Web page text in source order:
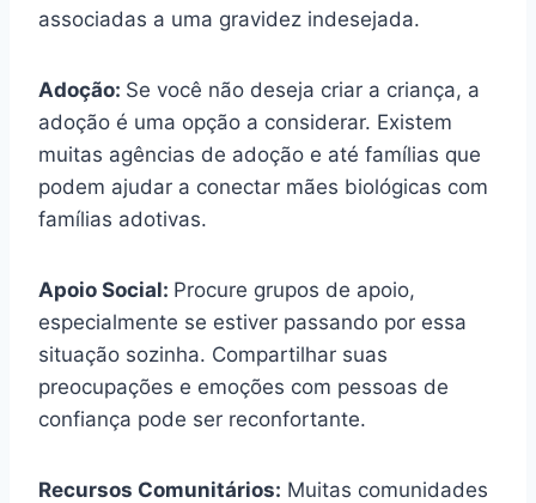
associadas a uma gravidez indesejada.
Adoção: Se você não deseja criar a criança, a
adoção é uma opção a considerar. Existem
muitas agências de adoção e até famílias que
podem ajudar a conectar mães biológicas com
famílias adotivas.
Apoio Social: Procure grupos de apoio,
especialmente se estiver passando por essa
situação sozinha. Compartilhar suas
preocupações e emoções com pessoas de
confiança pode ser reconfortante.
Recursos Comunitários: Muitas comunidades